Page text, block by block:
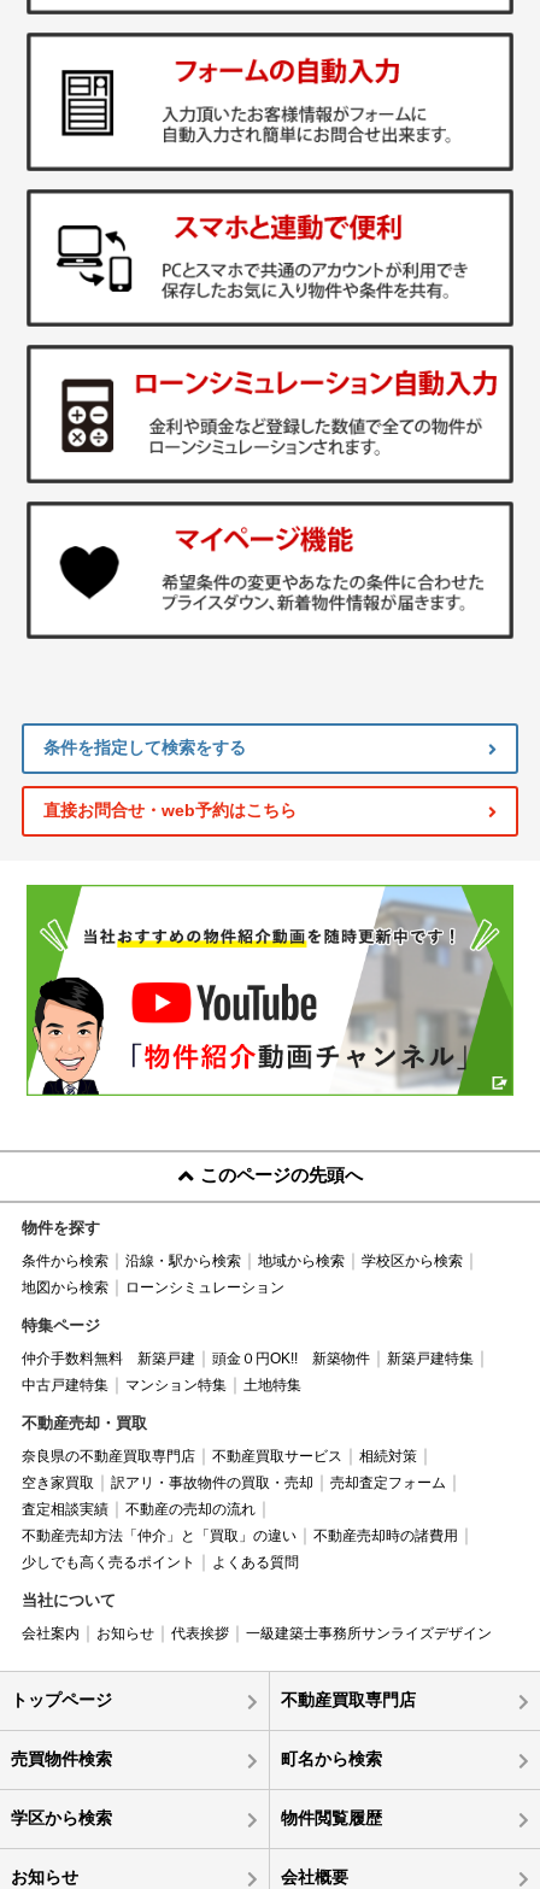
条件を指定して検索をする
直接お問合せ・web予約はこちら
このページの先頭へ
物件を探す
条件から検索 沿線・駅から検索 地域から検索
学校区から検索
地図から検索
ローンシミュレーション
特集ページ
仲介手数料無料 新築戸建 頭金０円OK!! 新築物件
新築戸建特集
中古戸建特集
マンション特集 土地特集
不動産売却・買取
奈良県の不動産買取専門店 不動産買取サービス
相続対策
空き家買取
訳アリ・事故物件の買取・売却
売却査定フォーム
査定相談実績
不動産の売却の流れ
不動産売却方法「仲介」と「買取」の違い
不動産売却時の諸費用
少しでも高く売るポイント
よくある質問
当社について
会社案内 お知らせ 代表挨拶 一級建築士事務所サンライズデザイン
トップページ 不動産買取専門店
売買物件検索 町名から検索
学区から検索 物件閲覧履歴
お知らせ 会社概要